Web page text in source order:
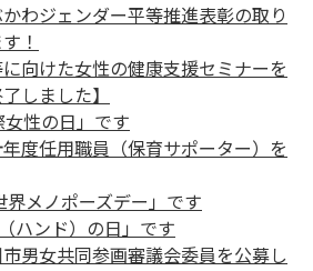
かわジェンダー平等推進表彰の取り
！
向けた女性の健康支援セミナーを
しました】
性の日」です
度任用職員（保育サポーター）を
メノポーズデー」です
ハンド）の日」です
市男女共同参画審議会委員を公募し